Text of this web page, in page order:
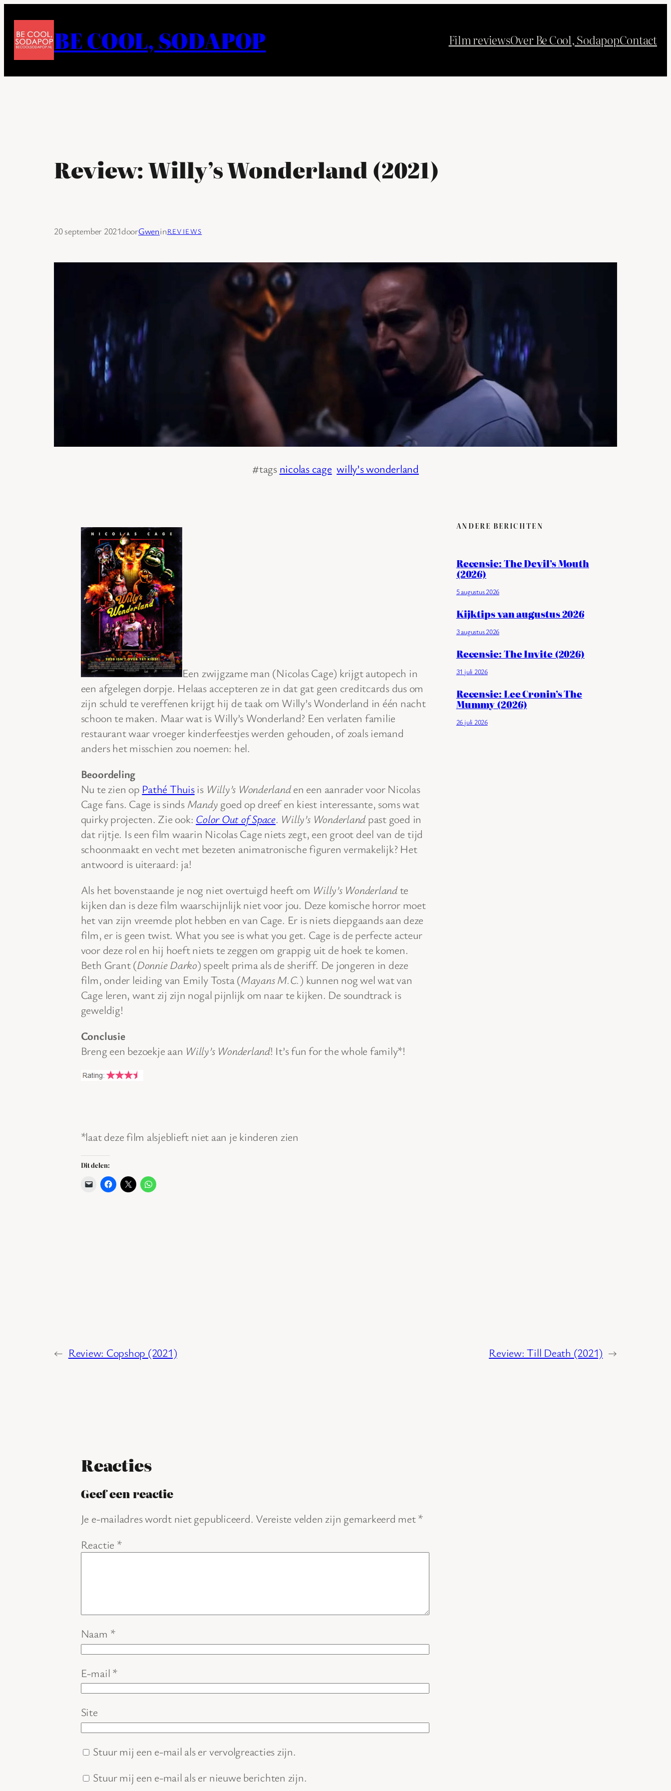
de
BE COOL, SODAPOP Film reviewsOver Be Cool, SodapopContact
Review: Willy’s Wonderland (2021)
20 september 2021doorGweninREVIEWS
#tags nicolas cage willy’s wonderland
Een zwijgzame man (Nicolas Cage) krijgt autopech in
een afgelegen dorpje. Helaas accepteren ze in dat gat geen creditcards dus om
zijn schuld te vereffenen krijgt hij de taak om Willy’s Wonderland in één nacht
schoon te maken. Maar wat is Willy’s Wonderland? Een verlaten familie
restaurant waar vroeger kinderfeestjes werden gehouden, of zoals iemand
anders het misschien zou noemen: hel.
Beoordeling
Nu te zien op Pathé Thuisis Willy’s Wonderlanden een aanrader voor Nicolas
Cage fans. Cage is sinds Mandy goed op dreef en kiest interessante, soms wat
quirky projecten. Zie ook: Color Out of Space. Willy’s Wonderland past goed in
dat rijtje. Is een film waarin Nicolas Cage niets zegt, een groot deel van de tijd
schoonmaakt en vecht met bezeten animatronische figuren vermakelijk? Het
antwoord is uiteraard: ja!
Als het bovenstaande je nog niet overtuigd heeft om Willy’s Wonderlandte
kijken dan is deze film waarschijnlijk niet voor jou. Deze komische horror moet
het van zijn vreemde plot hebben en van Cage. Er is niets diepgaands aan deze
film, er is geen twist. What you see is what you get. Cage is de perfecte acteur
voor deze rol en hij hoeft niets te zeggen om grappig uit de hoek te komen.
Beth Grant (Donnie Darko) speelt prima als de sheriff. De jongeren in deze
film, onder leiding van Emily Tosta (Mayans M.C.) kunnen nog wel wat van
Cage leren, want zij zijn nogal pijnlijk om naar te kijken. De soundtrack is
geweldig!
Conclusie
Breng een bezoekje aan Willy’s Wonderland! It’s fun for the whole family*!
*laat deze film alsjeblieft niet aan je kinderen zien
Dit delen:
ANDERE BERICHTEN
Recensie: The Devil’s Mouth
(2026)
5 augustus 2026
Kijktips van augustus 2026
3 augustus 2026
Recensie: The Invite (2026)
31 juli 2026
Recensie: Lee Cronin’s The
Mummy (2026)
26 juli 2026
← Review: Copshop (2021) Review: Till Death (2021) →
Reacties
Geef een reactie
Je e-mailadres wordt niet gepubliceerd. Vereiste velden zijn gemarkeerd met*
Reactie *
Naam *
E-mail *
Site
Stuur mij een e-mail als er vervolgreacties zijn.
Stuur mij een e-mail als er nieuwe berichten zijn.